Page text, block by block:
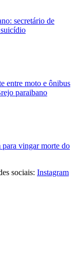
secretário de
entre moto e ônibus
paraibano
para vingar morte do
sociais: Instagram